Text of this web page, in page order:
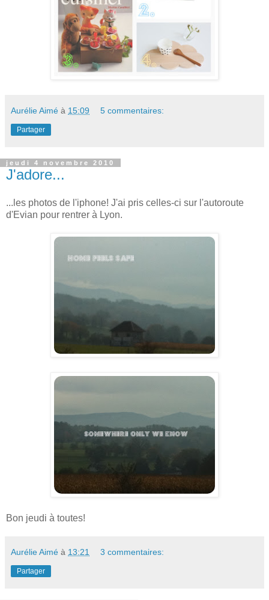
Aurélie Aimé à 15:09 5 commentaires:
Partager
jeudi 4 novembre 2010
J'adore...
...les photos de l'iphone! J'ai pris celles-ci sur l'autoroute
d'Evian pour rentrer à Lyon.
Bon jeudi à toutes!
Aurélie Aimé à 13:21 3 commentaires:
Partager